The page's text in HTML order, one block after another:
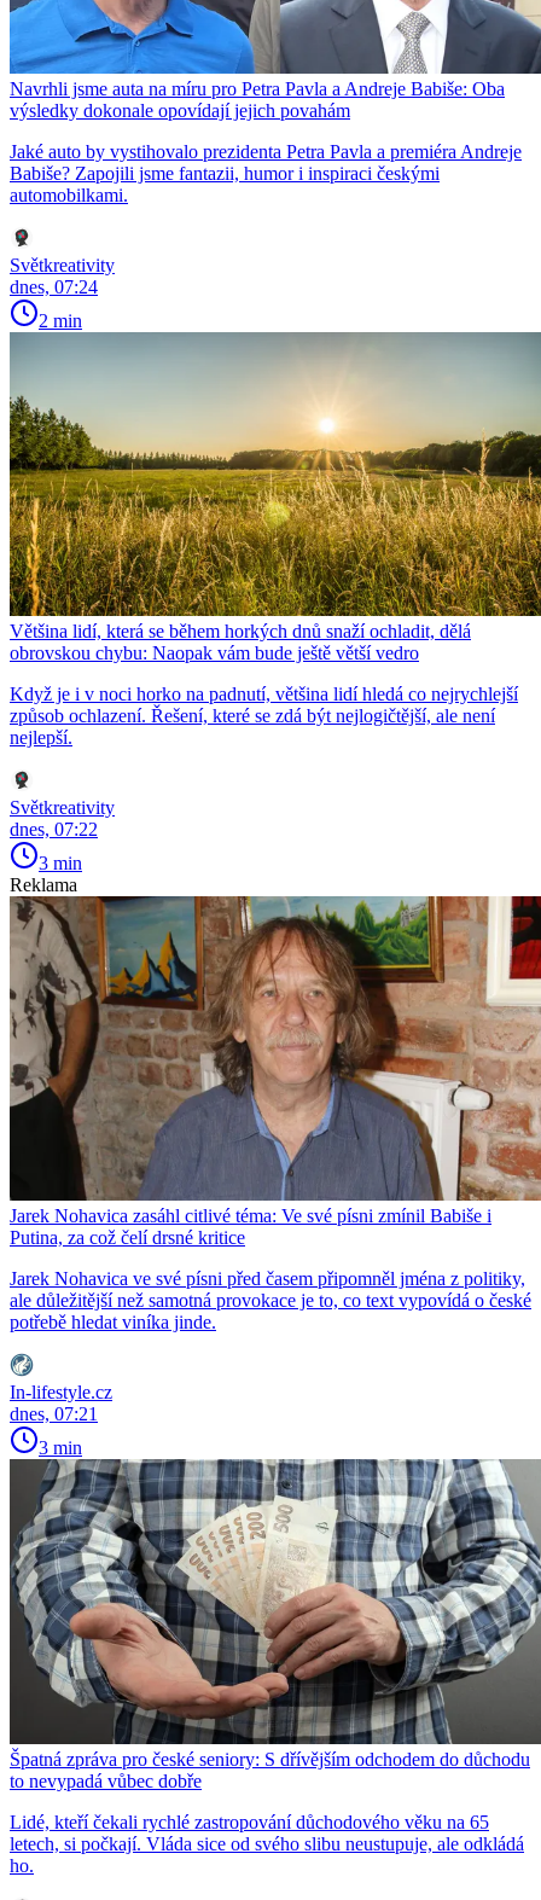
Navrhli jsme auta na míru pro Petra Pavla a Andreje Babiše: Oba
výsledky dokonale opovídají jejich povahám
Jaké auto by vystihovalo prezidenta Petra Pavla a premiéra Andreje
Babiše? Zapojili jsme fantazii, humor i inspiraci českými
automobilkami.
Světkreativity
dnes, 07:24
2 min
Většina lidí, která se během horkých dnů snaží ochladit, dělá
obrovskou chybu: Naopak vám bude ještě větší vedro
Když je i v noci horko na padnutí, většina lidí hledá co nejrychlejší
způsob ochlazení. Řešení, které se zdá být nejlogičtější, ale není
nejlepší.
Světkreativity
dnes, 07:22
3 min
Reklama
Jarek Nohavica zasáhl citlivé téma: Ve své písni zmínil Babiše i
Putina, za což čelí drsné kritice
Jarek Nohavica ve své písni před časem připomněl jména z politiky,
ale důležitější než samotná provokace je to, co text vypovídá o české
potřebě hledat viníka jinde.
In-lifestyle.cz
dnes, 07:21
3 min
Špatná zpráva pro české seniory: S dřívějším odchodem do důchodu
to nevypadá vůbec dobře
Lidé, kteří čekali rychlé zastropování důchodového věku na 65
letech, si počkají. Vláda sice od svého slibu neustupuje, ale odkládá
ho.